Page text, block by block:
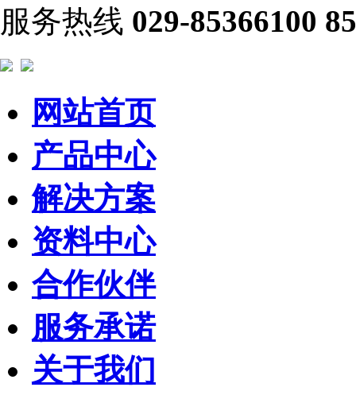
服务热线 029-85366100
网站首页
产品中心
解决方案
资料中心
合作伙伴
服务承诺
关于我们